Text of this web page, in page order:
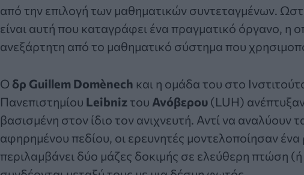
από την επιλογή των μαθηματικών συντεταγμένων.
είναι αυτή που καταγράφει ένα πραγματικό όργανο, η
ανεξάρτητη από το μαθηματικό σύστημα που
Ο δρ Guillem Domènech και η ομάδα του στο
Πανεπιστημίου Leibnizτου Ανόβερου (LUH)
βασισμένη στον ίδιο τον ανιχνευτή. Αντί να αναλύουν
αφηρημένου πεδίου, οι ερευνητές μοντελοποίησαν ένα
περιλαμβάνει δύο μάζες δοκιμής σε ελεύθερη πτώση